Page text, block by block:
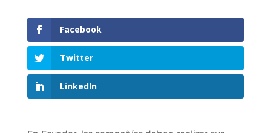
Facebook
Twitter
LinkedIn